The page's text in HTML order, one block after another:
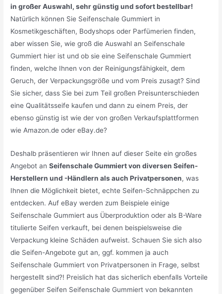
in großer Auswahl, sehr günstig und sofort bestellbar!
Natürlich können Sie Seifenschale Gummiert in
Kosmetikgeschäften, Bodyshops oder Parfümerien finden,
aber wissen Sie, wie groß die Auswahl an Seifenschale
Gummiert hier ist und ob sie eine Seifenschale Gummiert
finden, welche Ihnen von der Reinigungsfähigkeit, dem
Geruch, der Verpackungsgröße und vom Preis zusagt? Sind
Sie sicher, dass Sie bei zum Teil großen Preisunterschieden
eine Qualitätsseife kaufen und dann zu einem Preis, der
ebenso günstig ist wie der von großen Verkaufsplattformen
wie Amazon.de oder eBay.de?
Deshalb präsentieren wir Ihnen auf dieser Seite ein großes
Angebot anSeifenschale Gummiert von diversen Seifen-
Herstellern und -Händlern als auch Privatpersonen, was
Ihnen die Möglichkeit bietet, echte Seifen-Schnäppchen zu
entdecken. Auf eBay werden zum Beispiele einige
Seifenschale Gummiert aus Überproduktion oder als B-Ware
titulierte Seifen verkauft, bei denen beispielsweise die
Verpackung kleine Schäden aufweist. Schauen Sie sich also
die Seifen-Angebote gut an, ggf. kommen ja auch
Seifenschale Gummiert von Privatpersonen in Frage, selbst
hergestellt sind?! Preislich hat das sicherlich ebenfalls Vorteile
gegenüber Seifen Seifenschale Gummiert von bekannten